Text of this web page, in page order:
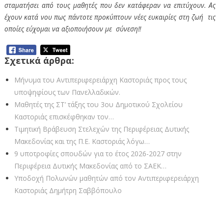
σταματήσει από τους μαθητές που δεν κατάφεραν να επιτύχουν. Ας
έχουν κατά νου πως πάντοτε προκύπτουν νέες ευκαιρίες στη ζωή τις
οποίες εύχομαι να αξιοποιήσουν με σύνεση!!
Σχετικά άρθρα:
Μήνυμα του Αντιπεριφερειάρχη Καστοριάς προς τους
υποψηφίους των Πανελλαδικών.
Μαθητές της ΣΤ’ τάξης του 3ου Δημοτικού Σχολείου
Καστοριάς επισκέφθηκαν τον…
Τιμητική Βράβευση Στελεχών της Περιφέρειας Δυτικής
Μακεδονίας και της Π.Ε. Καστοριάς λόγω…
9 υποτροφίες σπουδών για το έτος 2026-2027 στην
Περιφέρεια Δυτικής Μακεδονίας από το ΣΑEK…
Υποδοχή Πολωνών μαθητών από τον Αντιπεριφερειάρχη
Καστοριάς Δημήτρη Σαββόπουλο